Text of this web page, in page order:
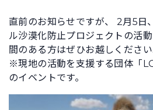
直前のお知らせですが、 2月5日
ル沙漠化防止プロジェクトの活
間のある方はぜひお越しください
※現地の活動を支援する団体「
のイベントです。